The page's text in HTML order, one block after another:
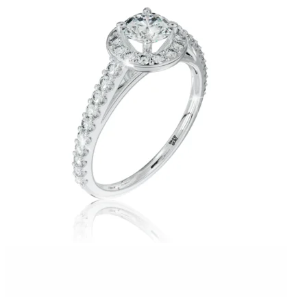
Twist Elegance
Zásnubné prstne z kolekcie Twist Elegance.